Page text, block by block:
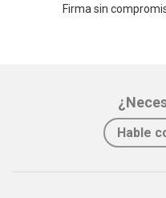
Firma sin
Hable